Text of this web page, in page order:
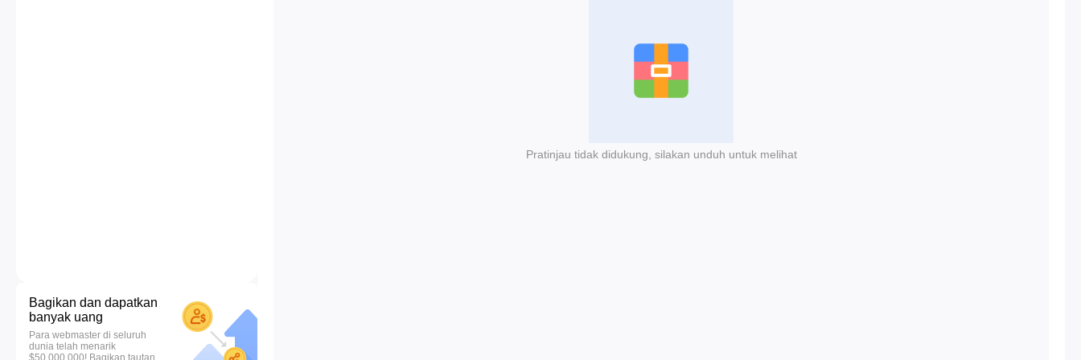
Bagikan dan dapatkan
banyak uang
Para webmaster di seluruh
dunia telah menarik
$50.000.000! Bagikan tautan
Pratinjau tidak didukung, silakan unduh untuk melihat